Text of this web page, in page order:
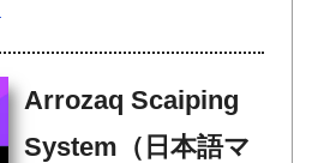
Arrozaq Scaiping
System（日本語マ